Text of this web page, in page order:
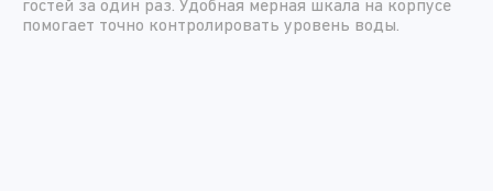
гостей за один раз. Удобная мерная шкала на корпусе
помогает точно контролировать уровень воды.